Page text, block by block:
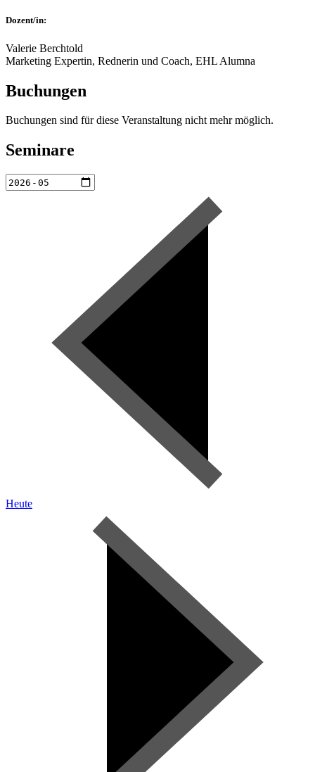
Dozent/in:
Valerie Berchtold
Marketing Expertin, Rednerin und Coach, EHL Alumna
Buchungen
Buchungen sind für diese Veranstaltung nicht mehr möglich.
Seminare
Heute